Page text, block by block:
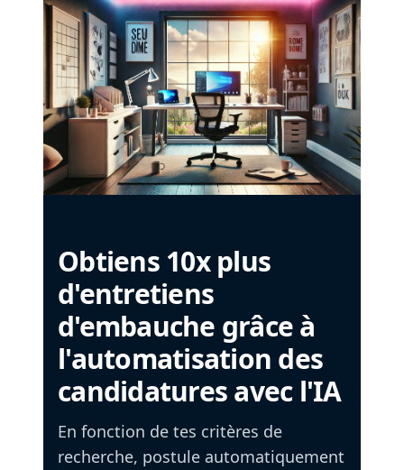
Obtiens 10x plus
d'entretiens
d'embauche grâce à
l'automatisation des
candidatures avec l'IA
En fonction de tes critères de
recherche, postule automatiquement